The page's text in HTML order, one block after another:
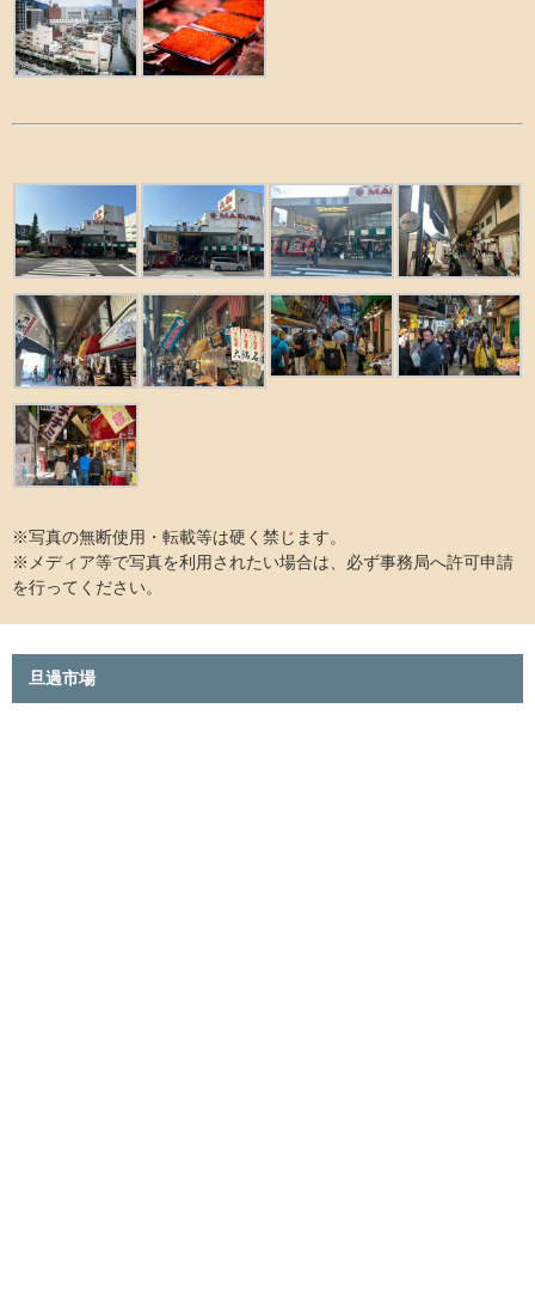
※写真の無断使用・転載等は硬く禁じます。
※メディア等で写真を利用されたい場合は、必ず事務局へ許可申請
を行ってください。
旦過市場